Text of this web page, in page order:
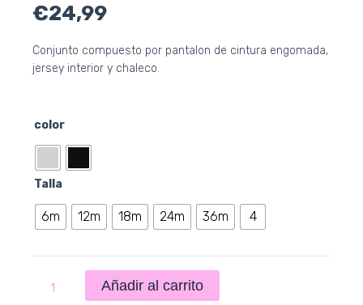
€24,99
Conjunto compuesto por pantalon de cintura engomada,
jersey interior y chaleco.
color
Talla
6m 12m 18m 24m 36m 4
CONJUNTO
Añadir al carrito